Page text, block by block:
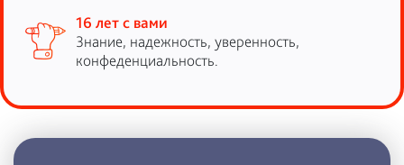
16 лет с вами
Знание, надежность, уверенность,
конфеденциальность.